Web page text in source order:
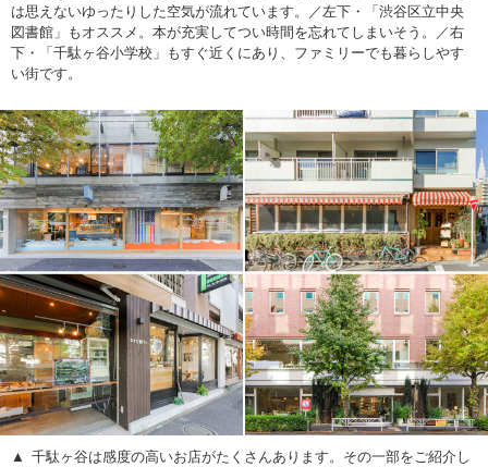
は思えないゆったりした空気が流れています。／左下・「渋谷区立中央
図書館」もオススメ。本が充実してつい時間を忘れてしまいそう。／右
下・「千駄ヶ谷小学校」もすぐ近くにあり、ファミリーでも暮らしやす
い街です。
千駄ヶ谷は感度の高いお店がたくさんあります。その一部をご紹介し